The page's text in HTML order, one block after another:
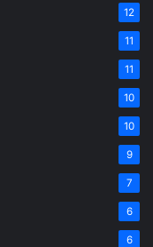
12
11
11
10
10
9
7
6
6